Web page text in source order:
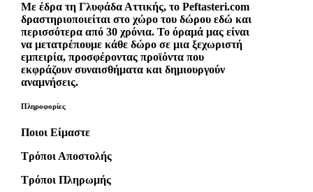
Με έδρα τη Γλυφάδα Αττικής, το Peftasteri.com
δραστηριοποιείται στο χώρο του δώρου εδώ και
περισσότερα από 30 χρόνια. Το όραμά μας είναι
να μετατρέπουμε κάθε δώρο σε μια ξεχωριστή
εμπειρία, προσφέροντας προϊόντα που
εκφράζουν συναισθήματα και δημιουργούν
αναμνήσεις.
Πληροφορίες
Ποιοι Είμαστε
Τρόποι Αποστολής
Τρόποι Πληρωμής